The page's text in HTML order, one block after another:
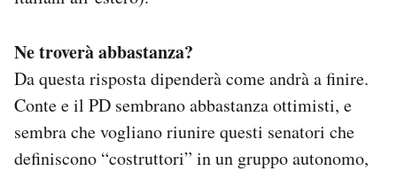
Ne troverà abbastanza?
Da questa risposta dipenderà come andrà a finire.
Conte e il PD sembrano abbastanza ottimisti, e
sembra che vogliano riunire questi senatori che
definiscono “costruttori” in un gruppo autonomo,